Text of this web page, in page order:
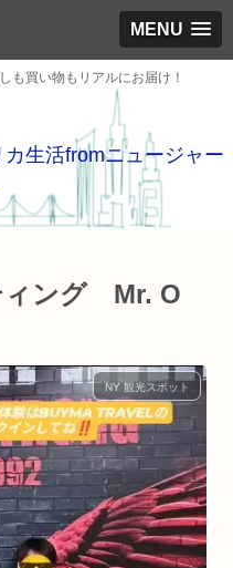
MENU
も買い物もリアルにお届け！
生活fromニュージャー
ィング Mr. O
NY 観光スポット